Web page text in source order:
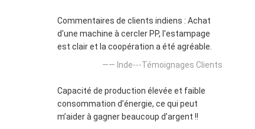
Commentaires de clients indiens : Achat
d'une machine à cercler PP, l'estampage
est clair et la coopération a été agréable.
—— Inde---Témoignages Clients
Capacité de production élevée et faible
consommation d’énergie, ce qui peut
m’aider à gagner beaucoup d’argent !!